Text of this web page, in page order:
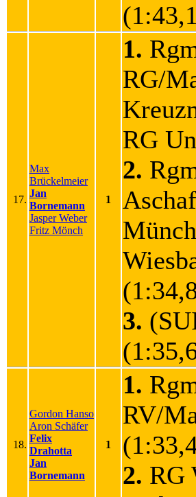
17.
Max
Brückelmeier
Jan
Bornemann
Jasper Weber
Fritz Mönch
1
1.
RG/
RG
2.
3.
18.
Gordon Hanso
Aron Schäfer
Felix
Drahotta
Jan
Bornemann
1
1.
RV/
2. RG